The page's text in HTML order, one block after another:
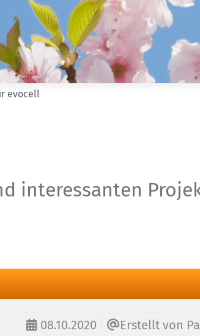
evocell
interessanten
08.10.2020 Erstellt von